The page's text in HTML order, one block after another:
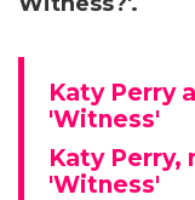
Katy Perry
'Witness'
Katy Perry,
'Witness'